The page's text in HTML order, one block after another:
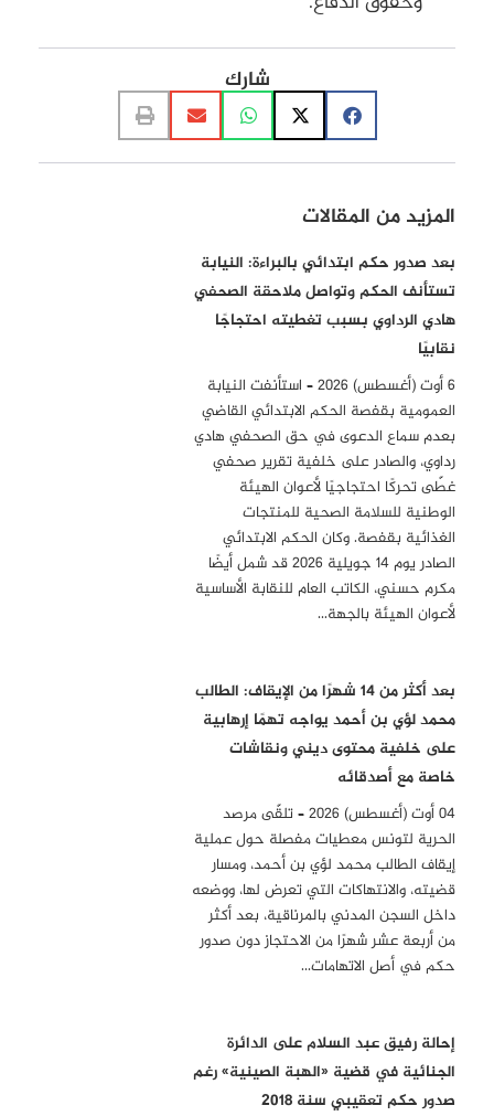
شارك
المزيد من المقالات
بعد صدور حكم ابتدائي بالبراءة: النيابة
تستأنف الحكم وتواصل ملاحقة الصحفي
هادي الرداوي بسبب تغطيته احتجاجًا
نقابيًا
6 أوت (أغسطس) 2026 – استأنفت النيابة
العمومية بقفصة الحكم الابتدائي القاضي
بعدم سماع الدعوى في حق الصحفي هادي
رداوي، والصادر على خلفية تقرير صحفي
غطّى تحركًا احتجاجيًا لأعوان الهيئة
الوطنية للسلامة الصحية للمنتجات
الغذائية بقفصة. وكان الحكم الابتدائي
الصادر يوم 14 جويلية 2026 قد شمل أيضًا
مكرم حسني، الكاتب العام للنقابة الأساسية
لأعوان الهيئة بالجهة…
بعد أكثر من 14 شهرًا من الإيقاف: الطالب
محمد لؤي بن أحمد يواجه تهمًا إرهابية
على خلفية محتوى ديني ونقاشات
خاصة مع أصدقائه
04 أوت (أغسطس) 2026 – تلقّى مرصد
الحرية لتونس معطيات مفصلة حول عملية
إيقاف الطالب محمد لؤي بن أحمد، ومسار
قضيته، والانتهاكات التي تعرض لها، ووضعه
داخل السجن المدني بالمرناقية، بعد أكثر
من أربعة عشر شهرًا من الاحتجاز دون صدور
حكم في أصل الاتهامات…
إحالة رفيق عبد السلام على الدائرة
الجنائية في قضية «الهبة الصينية» رغم
صدور حكم تعقيبي سنة 2018